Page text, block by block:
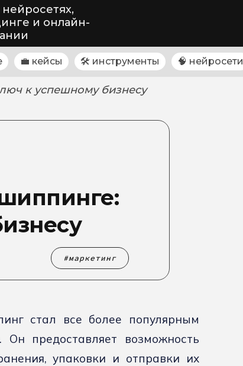
и онлайн-
💼 кейсы 🛠 инструменты 🧠 нейросети
к успешному бизнесу
маркетинг
стал все более популярным
Он предоставляет возможность
упаковки и отправки их